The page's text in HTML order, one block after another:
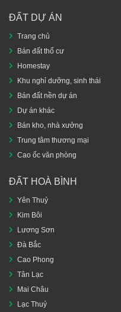
ĐẤT DỰ ÁN
Trang chủ
Bán đất thổ cư
Homestay
Khu nghỉ dưỡng, sinh thái
Bán đất nền dự án
Dự án khác
Bán kho, nhà xưởng
Trung tâm thương mại
Cao ốc văn phòng
ĐẤT HOÀ BÌNH
Yên Thuỷ
Kim Bôi
Lương Sơn
Đà Bắc
Cao Phong
Tân Lạc
Mai Châu
Lạc Thuỷ